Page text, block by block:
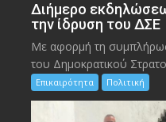
Διήμερο
την ίδρυση του ΔΣΕ
Με αφορμή τη
του Δημοκρατικού
Επικαιρότητα Πολιτική